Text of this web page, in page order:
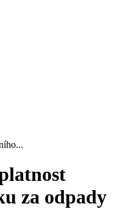
za odpady